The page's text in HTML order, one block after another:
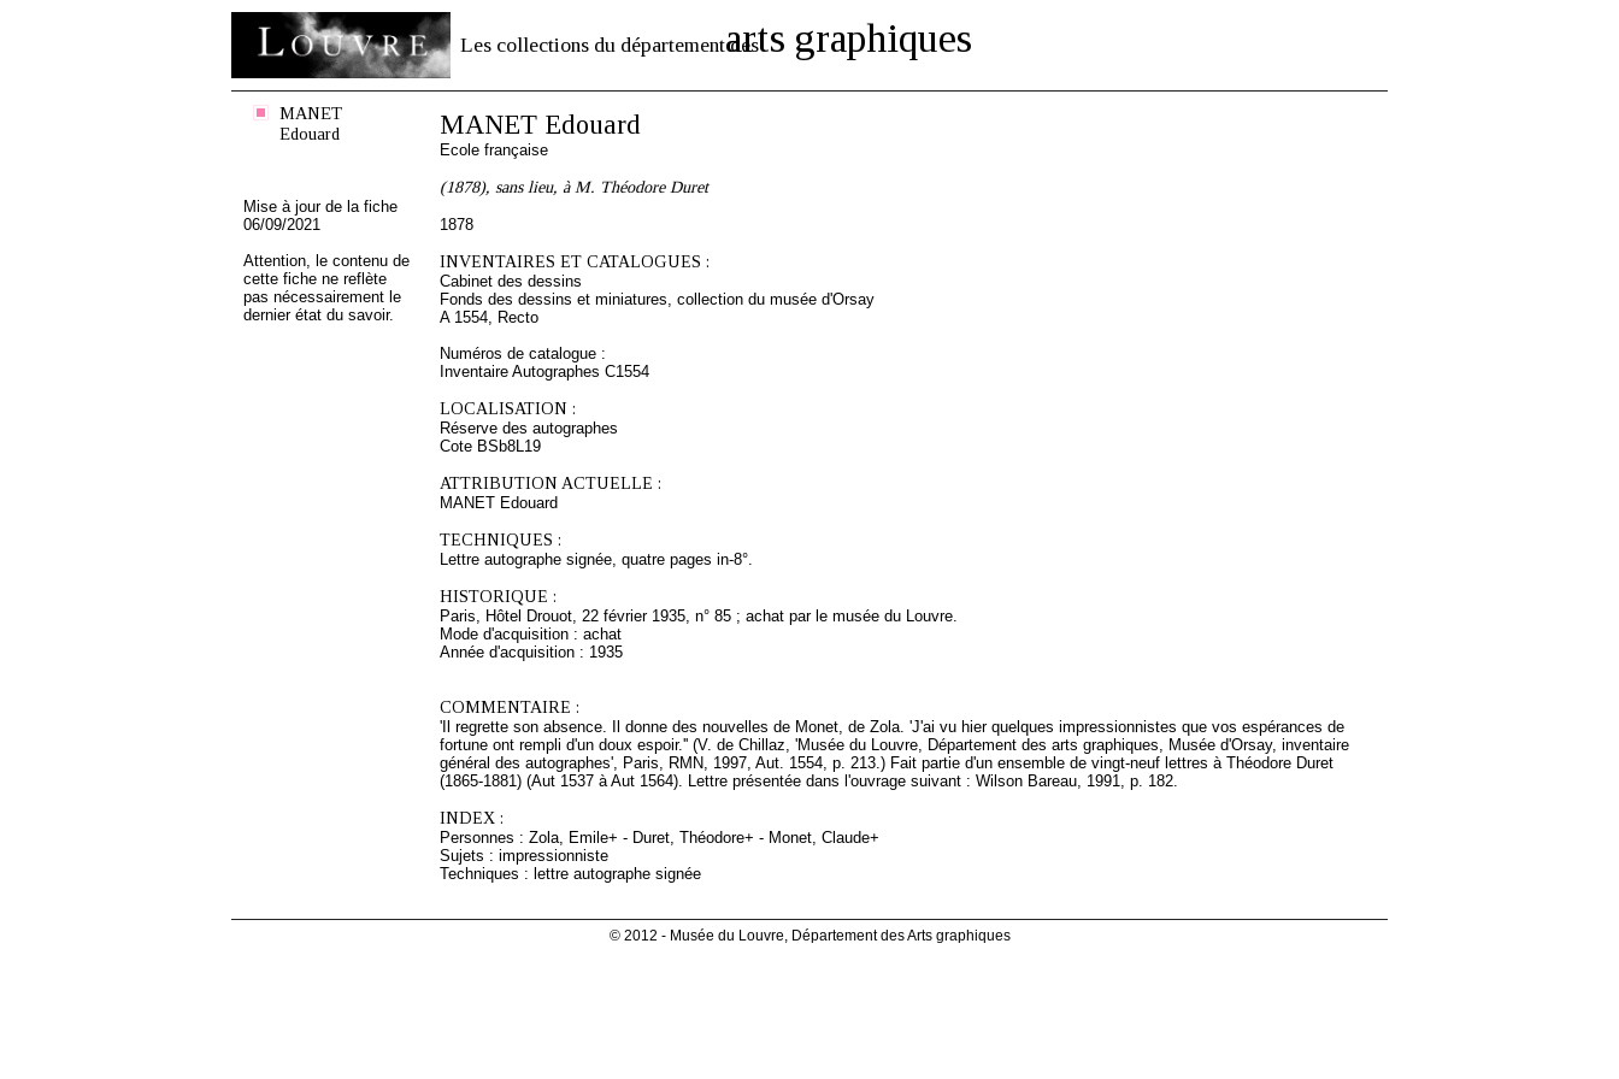
Les collections du département desarts graphiques
MANET
Edouard
Mise à jour de la fiche
06/09/2021
Attention, le contenu de
cette fiche ne reflète
pas nécessairement le
dernier état du savoir.
MANET Edouard
Ecole française
(1878), sans lieu, à M. Théodore Duret
1878
INVENTAIRES ET CATALOGUES :
Cabinet des dessins
Fonds des dessins et miniatures, collection du musée d'Orsay
A 1554, Recto
Numéros de catalogue :
Inventaire Autographes C1554
LOCALISATION :
Réserve des autographes
Cote BSb8L19
ATTRIBUTION ACTUELLE :
MANET Edouard
TECHNIQUES :
Lettre autographe signée, quatre pages in-8°.
HISTORIQUE :
Paris, Hôtel Drouot, 22 février 1935, n° 85 ; achat par le musée du Louvre.
Mode d'acquisition : achat
Année d'acquisition : 1935
COMMENTAIRE :
'Il regrette son absence. Il donne des nouvelles de Monet, de Zola. 'J'ai vu hier quelques impressionnistes que vos espérances de
fortune ont rempli d'un doux espoir.'' (V. de Chillaz, 'Musée du Louvre, Département des arts graphiques, Musée d'Orsay, inventaire
général des autographes', Paris, RMN, 1997, Aut. 1554, p. 213.) Fait partie d'un ensemble de vingt-neuf lettres à Théodore Duret
(1865-1881) (Aut 1537 à Aut 1564). Lettre présentée dans l'ouvrage suivant : Wilson Bareau, 1991, p. 182.
INDEX :
Personnes : Zola, Emile+ - Duret, Théodore+ - Monet, Claude+
Sujets : impressionniste
Techniques : lettre autographe signée
© 2012 - Musée du Louvre, Département des Arts graphiques